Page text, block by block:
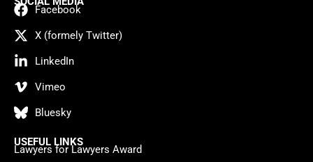
Facebook
X (formely Twitter)
LinkedIn
Vimeo
Bluesky
USEFUL LINKS
Lawyers for Lawyers Award